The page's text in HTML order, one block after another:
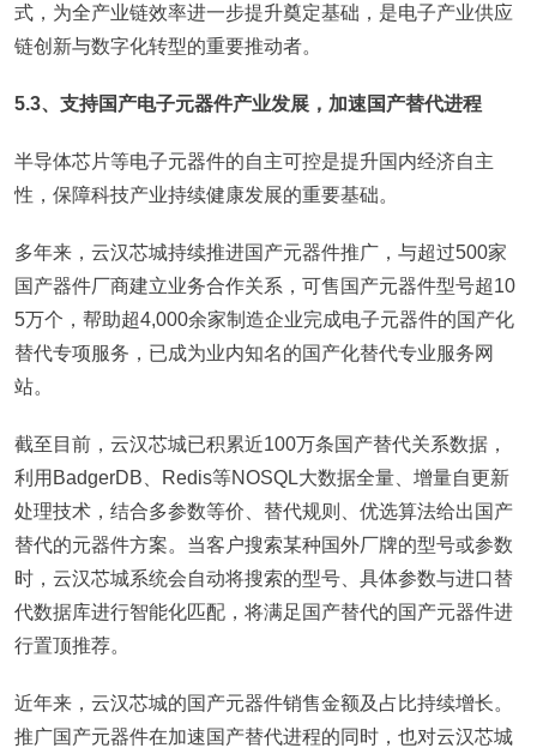
式，为全产业链效率进一步提升奠定基础，是电子产业供应
链创新与数字化转型的重要推动者。
5.3、支持国产电子元器件产业发展，加速国产替代进程
半导体芯片等电子元器件的自主可控是提升国内经济自主
性，保障科技产业持续健康发展的重要基础。
多年来，云汉芯城持续推进国产元器件推广，与超过500家
国产器件厂商建立业务合作关系，可售国产元器件型号超10
5万个，帮助超4,000余家制造企业完成电子元器件的国产化
替代专项服务，已成为业内知名的国产化替代专业服务网
站。
截至目前，云汉芯城已积累近100万条国产替代关系数据，
利用BadgerDB、Redis等NOSQL大数据全量、增量自更新
处理技术，结合多参数等价、替代规则、优选算法给出国产
替代的元器件方案。当客户搜索某种国外厂牌的型号或参数
时，云汉芯城系统会自动将搜索的型号、具体参数与进口替
代数据库进行智能化匹配，将满足国产替代的国产元器件进
行置顶推荐。
近年来，云汉芯城的国产元器件销售金额及占比持续增长。
推广国产元器件在加速国产替代进程的同时，也对云汉芯城